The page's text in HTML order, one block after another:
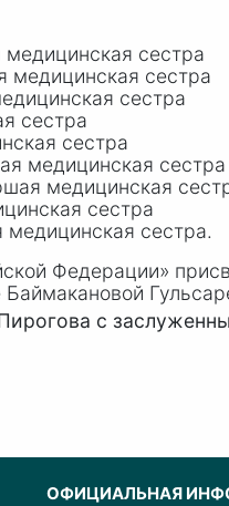
сестра
медицинская сестра
сестра
сестра
сестра
медицинская сестра
медицинская
сестра
сестра.
Федерации»
с
ОФИЦИАЛЬНАЯ